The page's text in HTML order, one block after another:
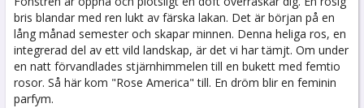
bris blandar med ren lukt av färska lakan. Det är början på en
lång månad semester och skapar minnen. Denna heliga ros, en
integrerad del av ett vild landskap, är det vi har tämjt. Om under
en natt förvandlades stjärnhimmelen till en bukett med femtio
rosor. Så här kom "Rose America" ​​till. En dröm blir en feminin
parfym.